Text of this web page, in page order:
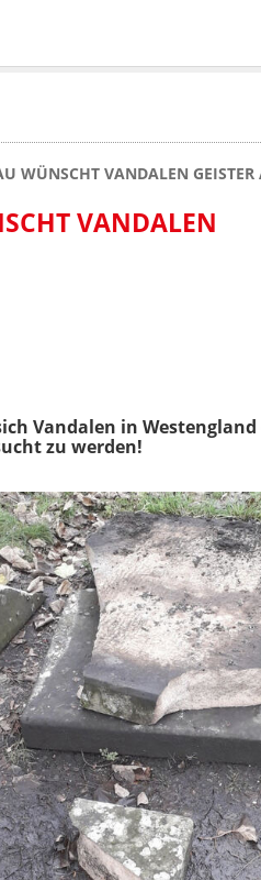
WÜNSCHT VANDALEN
VANDALEN
Vandalen in
zu werden!